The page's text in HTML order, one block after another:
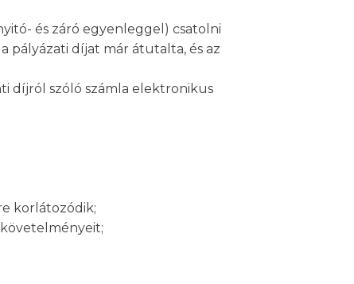
és záró egyenleggel) csatolni
pályázati díjat már átutalta, és az
díjról szóló számla elektronikus
korlátozódik;